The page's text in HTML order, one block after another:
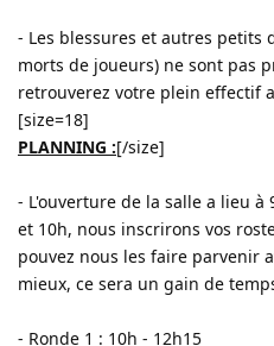
- Les blessures et autres petits
morts de joueurs) ne sont pas
retrouverez votre plein effectif
[size=18]
PLANNING :[/size]
- L'ouverture de la salle a lieu
et 10h, nous inscrirons vos
pouvez nous les faire parvenir
mieux, ce sera un gain de
- Ronde 1 : 10h - 12h15